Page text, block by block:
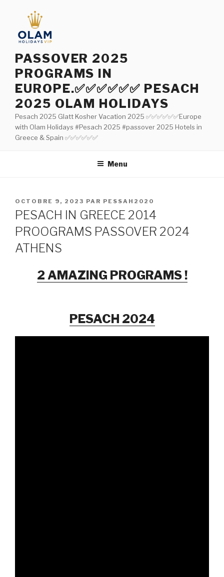
contenu
principal
PASSOVER 2025
PROGRAMS IN
EUROPE.✅✅✅✅✅✅ PESACH
2025 OLAM HOLIDAYS
Pesach 2025 Glatt Kosher Vacation 2025 ✅✅✅✅✅✅Europe
with Olam Holidays #Pesach 2025 #passover 2025 Hotels in
Greece & Spain ✅✅✅✅✅✅
Menu
PUBLIÉ
LE
OCTOBRE 9, 2023 PAR PESSAH2020
PESACH IN GREECE 2014
PROOGRAMS PASSOVER 2024
ATHENS
2 AMAZING PROGRAMS !
PESACH 2024